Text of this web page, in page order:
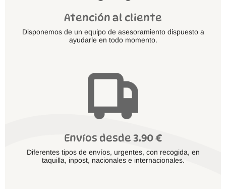
Atención al cliente
Disponemos de un equipo de asesoramiento dispuesto a
ayudarle en todo momento.
Envíos desde 3.90 €
Diferentes tipos de envíos, urgentes, con recogida, en
taquilla, inpost, nacionales e internacionales.